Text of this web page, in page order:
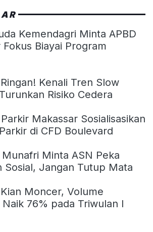
Kemendagri Minta APBD
Fokus Biayai Program
Kenali Tren Slow
Risiko Cedera
Makassar Sosialisasikan
di CFD Boulevard
Minta ASN Peka
Sosial, Jangan Tutup Mata
Kian Moncer, Volume
Naik 76% pada Triwulan I